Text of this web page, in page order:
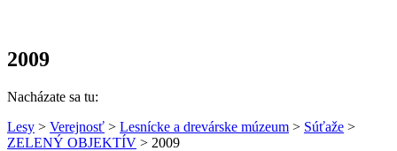
2009
Nacházate sa tu:
Lesy > Verejnosť > Lesnícke a drevárske múzeum > Súťaže >
ZELENÝ OBJEKTÍV > 2009